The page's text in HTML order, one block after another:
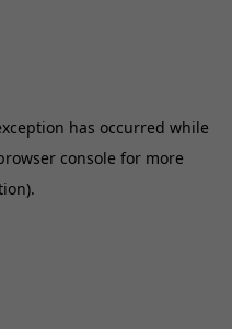
has occurred while
console for more